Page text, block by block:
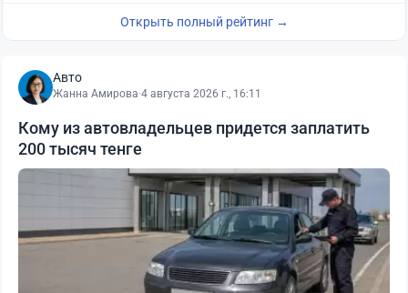
Открыть полный рейтинг →
Авто
Жанна Амирова·4 августа 2026 г., 16:11
Кому из автовладельцев придется заплатить
200 тысяч тенге